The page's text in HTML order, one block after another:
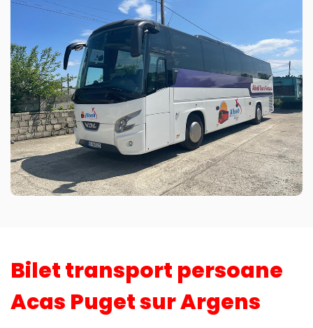
Bilet transport persoane
Acas Puget sur Argens